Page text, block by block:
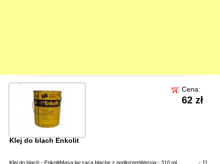
Klej do blach Enkolit
Klej do blach - EnkolitMasa łącząca blachę z podłożemWersja:- 310 ml - 11
Cena:
62 zł